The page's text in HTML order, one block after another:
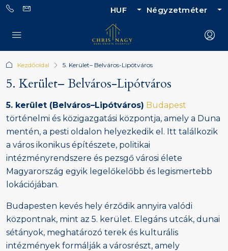
HUF Négyzetméter
Kezdőoldal 5. Kerület– Belváros-Lipótváros
5. Kerület– Belváros-Lipótváros
5. kerület (Belváros–Lipótváros) Budapest
történelmi és közigazgatási központja, amely a Duna
mentén, a pesti oldalon helyezkedik el. Itt találkozik
a város ikonikus építészete, politikai
intézményrendszere és pezsgő városi élete
Magyarország egyik legelőkelőbb és legismertebb
lokációjában.
Budapesten kevés hely érződik annyira valódi
központnak, mint az 5. kerület. Elegáns utcák, dunai
sétányok, meghatározó terek és kulturális
intézmények formálják a városrészt, amely